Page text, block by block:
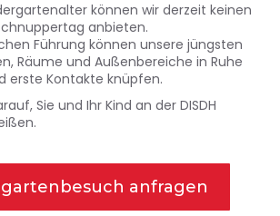
können wir derzeit keinen
anbieten.
Führung können unsere jüngsten
Räume und Außenbereiche in Ruhe
erste Kontakte knüpfen.
Sie und Ihr Kind an der DISDH
anfragen